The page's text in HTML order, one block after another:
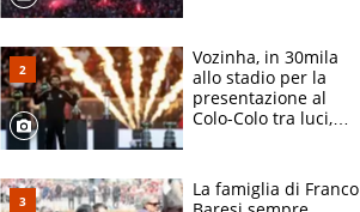
Vozinha, in 30mila
allo stadio per la
presentazione al
Colo-Colo tra luci,
La famiglia di Franco